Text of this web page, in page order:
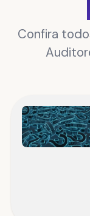
Confira